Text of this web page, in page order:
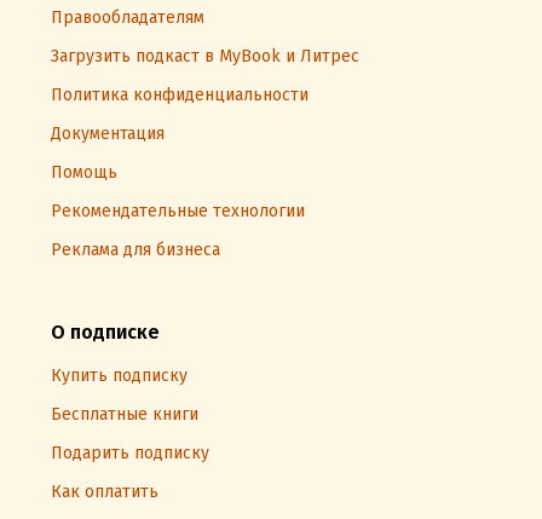
Правообладателям
Загрузить подкаст в MyBook и Литрес
Политика конфиденциальности
Документация
Помощь
Рекомендательные технологии
Реклама для бизнеса
О подписке
Купить подписку
Бесплатные книги
Подарить подписку
Как оплатить